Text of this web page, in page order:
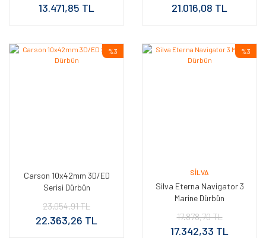
13.471,85 TL 21.016,08 TL
Carson 10x42mm 3D/ED
Serisi Dürbün
%3
23.054,91 TL
22.363,26 TL
SILVA
Silva Eterna Navigator 3
Marine Dürbün
%3
17.878,70 TL
17.342,33 TL